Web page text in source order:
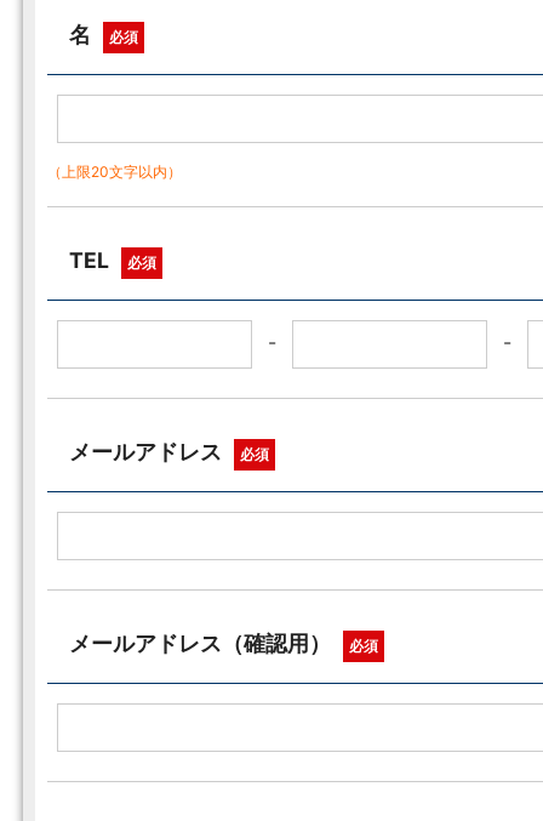
名 必須
（上限20文字以内）
TEL 必須
- -
メールアドレス 必須
メールアドレス（確認用） 必須